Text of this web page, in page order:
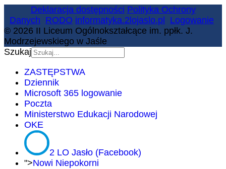
Deklaracja dostępności Polityka Ochrony
Danych RODO informatyka.2lojaslo.pl
Logowanie
© 2026 II Liceum Ogólnokształcące im. ppłk. J.
Modrzejewskiego w Jaśle
Szukaj
ZASTĘPSTWA
Dziennik
Microsoft 365 logowanie
Poczta
Ministerstwo Edukacji Narodowej
OKE
2 LO Jasło (Facebook)
">Nowi Niepokorni